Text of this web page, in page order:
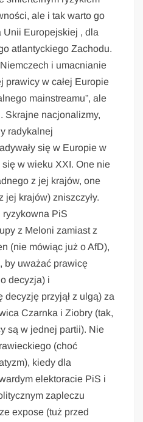
ale i tak warto go
Unii Europejskiej , dla
atlantyckiego Zachodu.
i umacnianie
prawicy w całej Europie
mainstreamu”, ale
Skrajne nacjonalizmy,
radykalnej
się w Europie w
w wieku XXI. One nie
z jej krajów, one
jej krajów) zniszczyły.
PiS
z Meloni zamiast z
(nie mówiąc już o AfD),
by uważać prawicę
decyzja) i
decyzję przyjął z ulgą) za
Czarnka i Ziobry (tak,
są w jednej partii). Nie
(choć
kiedy dla
elektoracie PiS i
zapleczu
expose (tuż przed